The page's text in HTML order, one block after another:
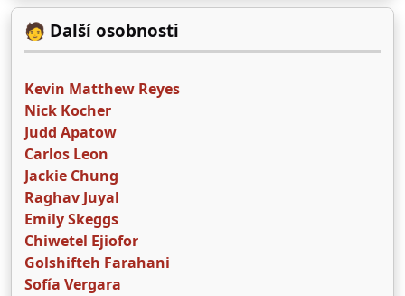
🧑 Další osobnosti
Kevin Matthew Reyes
Nick Kocher
Judd Apatow
Carlos Leon
Jackie Chung
Raghav Juyal
Emily Skeggs
Chiwetel Ejiofor
Golshifteh Farahani
Sofía Vergara